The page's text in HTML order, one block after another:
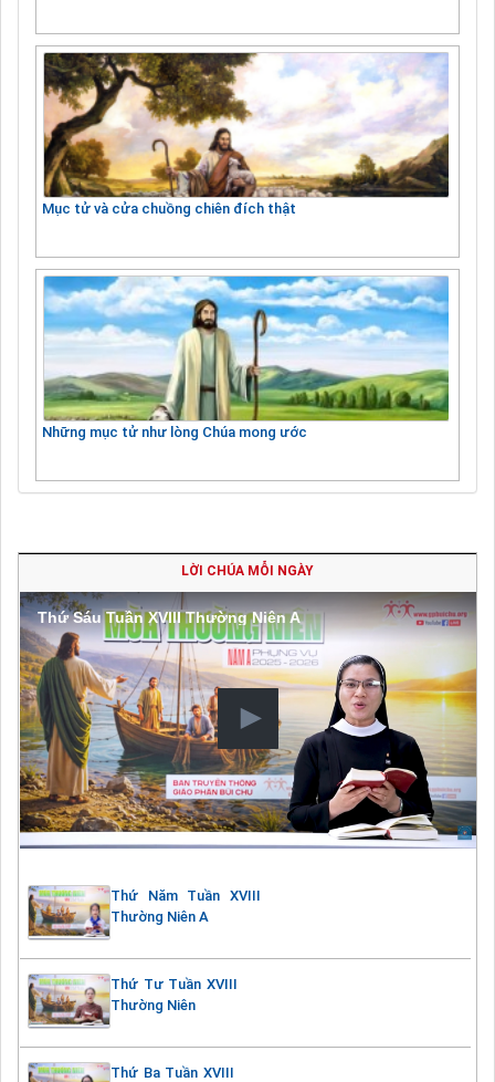
Mục tử và cửa chuồng chiên đích thật
Những mục tử như lòng Chúa mong ước
LỜI CHÚA MỖI NGÀY
Thứ Sáu Tuần XVIII Thường Niên A
Thứ Năm Tuần XVIII
Thường Niên A
Thứ Tư Tuần XVIII
Thường Niên
Thứ Ba Tuần XVIII